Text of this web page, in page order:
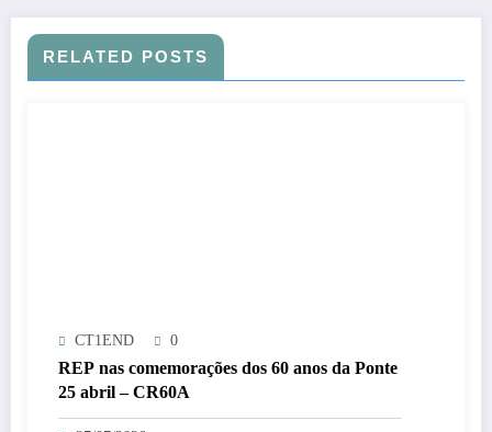
RELATED POSTS
CT1END 0
REP nas comemorações dos 60 anos da Ponte
25 abril – CR60A